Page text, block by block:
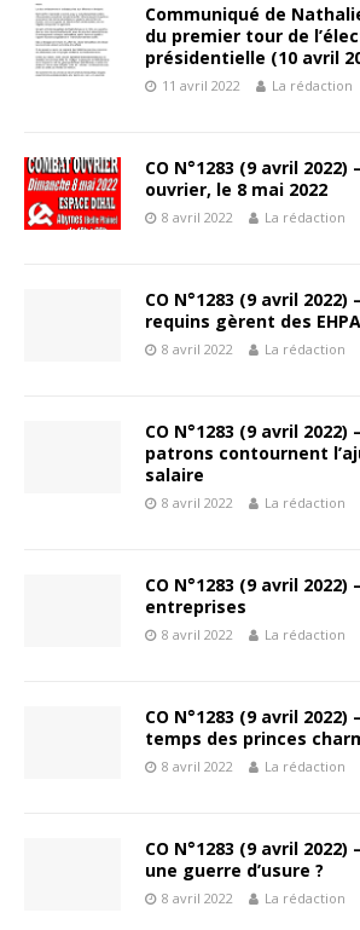
Communiqué de
du premier tour de
présidentielle (10 avril
11 avril 2022 La rédaction
CO N°1283 (9 avril
ouvrier, le 8 mai 2022
8 avril 2022 La rédaction
CO N°1283 (9 avril 2022)
requins gèrent des
8 avril 2022 La rédaction
CO N°1283 (9 avril 2022)
patrons contournent
salaire
8 avril 2022 La rédaction
CO N°1283 (9 avril 2022)
entreprises
8 avril 2022 La rédaction
CO N°1283 (9 avril
temps des princes
8 avril 2022 La rédaction
CO N°1283 (9 avril 2022)
une guerre d’usure ?
8 avril 2022 La rédaction